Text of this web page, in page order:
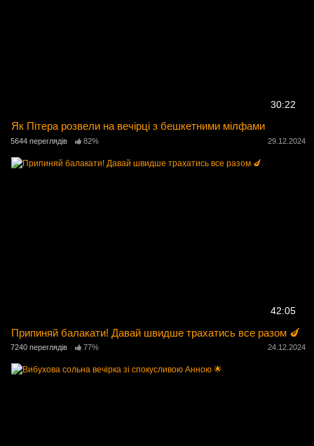
30:22
Як Пітера розвели на вечірці з бешкетними мілфами
5644 переглядів 82% 29.12.2024
42:05
Припиняй балакати! Давай швидше трахатись все разом 🍆
7240 переглядів 77% 24.12.2024